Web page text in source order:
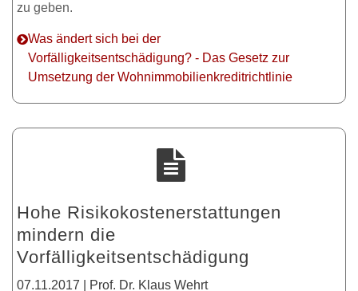
zu geben.
Was ändert sich bei der
Vorfälligkeitsentschädigung? - Das Gesetz zur
Umsetzung der Wohnimmobilienkreditrichtlinie
Hohe Risikokostenerstattungen
mindern die
Vorfälligkeitsentschädigung
07.11.2017 | Prof. Dr. Klaus Wehrt